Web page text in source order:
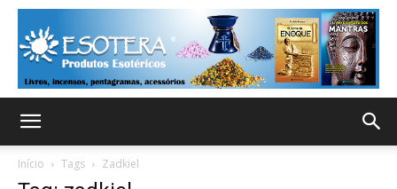
Início Tags Zadkiel